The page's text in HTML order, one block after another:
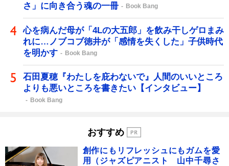
さ」に向き合う魂の一冊
Book Bang
心を病んだ母が「4Lの大五郎」を飲み干しゲロまみ
れに…ノブコブ徳井が「感情を失くした」子供時代
を明かす
Book Bang
石田夏穂『わたしを庇わないで』人間のいいところ
よりも悪いところを書きたい【インタビュー】
Book Bang
おすすめ
創作にもリフレッシュにもガムを愛
用（ジャズピアニスト 山中千尋さ